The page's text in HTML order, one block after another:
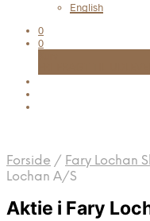
English
0
0
Forside / Fary Lochan
Lochan A/S
Aktie i Fary